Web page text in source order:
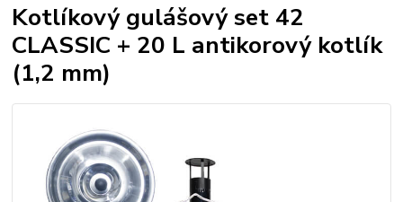
Kotlíkový gulášový set 42
CLASSIC + 20 L antikorový kotlík
(1,2 mm)